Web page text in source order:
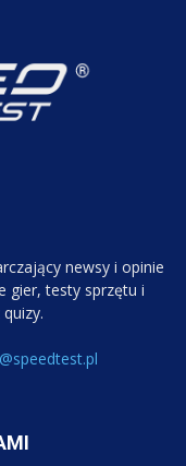
newsy i opinie
gier, testy sprzętu i